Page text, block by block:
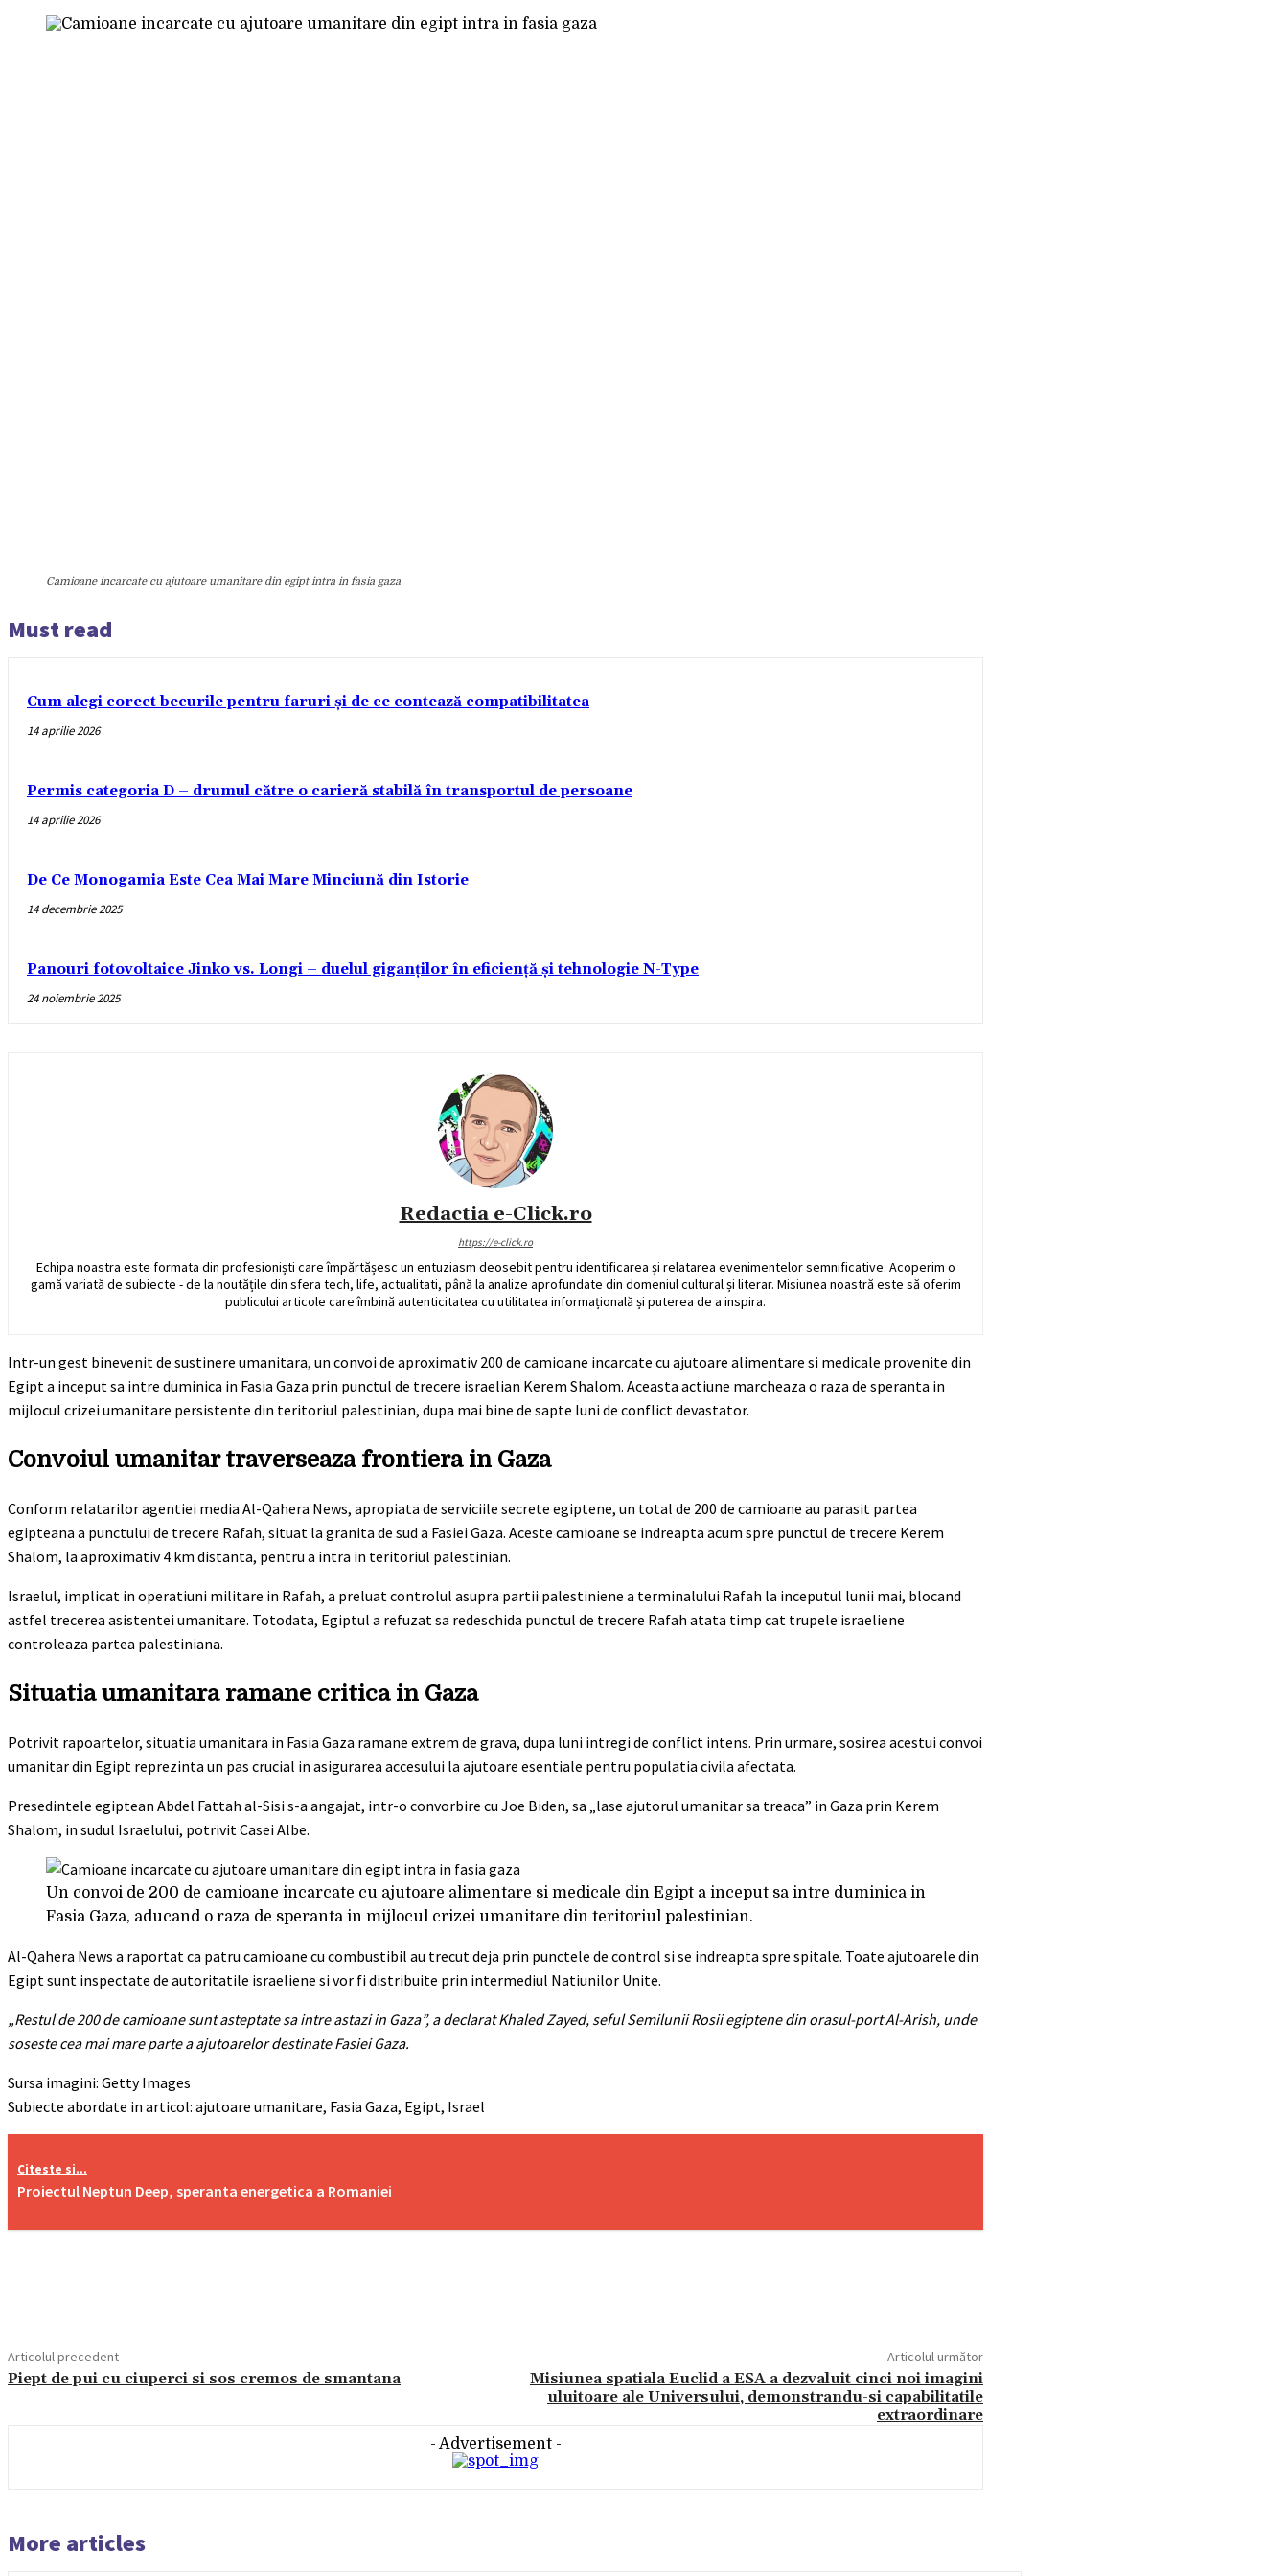
Camioane incarcate cu ajutoare umanitare din egipt intra in fasia gaza
Must read
Cum alegi corect becurile pentru faruri și de ce contează compatibilitatea
14 aprilie 2026
Permis categoria D – drumul către o carieră stabilă în transportul de persoane
14 aprilie 2026
De Ce Monogamia Este Cea Mai Mare Minciună din Istorie
14 decembrie 2025
Panouri fotovoltaice Jinko vs. Longi – duelul giganților în eficiență și tehnologie N-Type
24 noiembrie 2025
Redactia e-Click.ro
https://e-click.ro
Echipa noastra este formata din profesioniști care împărtășesc un entuziasm deosebit pentru identificarea și relatarea evenimentelor semnificative. Acoperim o
gamă variată de subiecte - de la noutățile din sfera tech, life, actualitati, până la analize aprofundate din domeniul cultural și literar. Misiunea noastră este să oferim
publicului articole care îmbină autenticitatea cu utilitatea informațională și puterea de a inspira.
Intr-un gest binevenit de sustinere umanitara, un convoi de aproximativ 200 de camioane incarcate cu ajutoare alimentare si medicale provenite din
Egipt a inceput sa intre duminica in Fasia Gaza prin punctul de trecere israelian Kerem Shalom. Aceasta actiune marcheaza o raza de speranta in
mijlocul crizei umanitare persistente din teritoriul palestinian, dupa mai bine de sapte luni de conflict devastator.
Convoiul umanitar traverseaza frontiera in Gaza
Conform relatarilor agentiei media Al-Qahera News, apropiata de serviciile secrete egiptene, un total de 200 de camioane au parasit partea
egipteana a punctului de trecere Rafah, situat la granita de sud a Fasiei Gaza. Aceste camioane se indreapta acum spre punctul de trecere Kerem
Shalom, la aproximativ 4 km distanta, pentru a intra in teritoriul palestinian.
Israelul, implicat in operatiuni militare in Rafah, a preluat controlul asupra partii palestiniene a terminalului Rafah la inceputul lunii mai, blocand
astfel trecerea asistentei umanitare. Totodata, Egiptul a refuzat sa redeschida punctul de trecere Rafah atata timp cat trupele israeliene
controleaza partea palestiniana.
Situatia umanitara ramane critica in Gaza
Potrivit rapoartelor, situatia umanitara in Fasia Gaza ramane extrem de grava, dupa luni intregi de conflict intens. Prin urmare, sosirea acestui convoi
umanitar din Egipt reprezinta un pas crucial in asigurarea accesului la ajutoare esentiale pentru populatia civila afectata.
Presedintele egiptean Abdel Fattah al-Sisi s-a angajat, intr-o convorbire cu Joe Biden, sa „lase ajutorul umanitar sa treaca” in Gaza prin Kerem
Shalom, in sudul Israelului, potrivit Casei Albe.
Un convoi de 200 de camioane incarcate cu ajutoare alimentare si medicale din Egipt a inceput sa intre duminica in
Fasia Gaza, aducand o raza de speranta in mijlocul crizei umanitare din teritoriul palestinian.
Al-Qahera News a raportat ca patru camioane cu combustibil au trecut deja prin punctele de control si se indreapta spre spitale. Toate ajutoarele din
Egipt sunt inspectate de autoritatile israeliene si vor fi distribuite prin intermediul Natiunilor Unite.
„Restul de 200 de camioane sunt asteptate sa intre astazi in Gaza”, a declarat Khaled Zayed, seful Semilunii Rosii egiptene din orasul-port Al-Arish, unde
soseste cea mai mare parte a ajutoarelor destinate Fasiei Gaza.
Sursa imagini: Getty Images
Subiecte abordate in articol: ajutoare umanitare, Fasia Gaza, Egipt, Israel
Citeste si...
Proiectul Neptun Deep, speranta energetica a Romaniei
Articolul precedent
Piept de pui cu ciuperci si sos cremos de smantana
Articolul următor
Misiunea spatiala Euclid a ESA a dezvaluit cinci noi imagini
uluitoare ale Universului, demonstrandu-si capabilitatile
extraordinare
- Advertisement -
More articles